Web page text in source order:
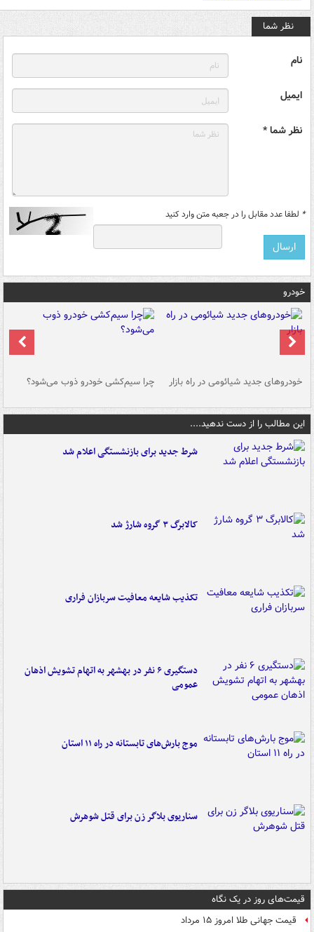
نظر شما
نام
ایمیل
نظر شما *
* لطفا عدد مقابل را در جعبه متن وارد کنید
خودرو
خودروهای جدید شیائومی در راه بازار چرا سیم‌کشی خودرو ذوب می‌شود؟
این مطالب را از دست ندهید....
شرط جدید برای بازنشستگی اعلام شد
کالابرگ ۳ گروه شارژ شد
تکذیب شایعه معافیت سربازان فراری
دستگیری ۶ نفر در بهشهر به اتهام تشویش اذهان
عمومی
موج بارش‌های تابستانه در راه ۱۱ استان
سناریوی بلاگر زن برای قتل شوهرش
قیمت‌های روز در یک نگاه
قیمت جهانی طلا امروز ۱۵ مرداد